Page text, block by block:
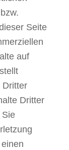
Seite
auf
Dritter
Dritter